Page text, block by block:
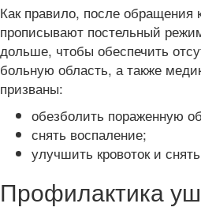
Как правило, после обращения
прописывают постельный
дольше, чтобы обеспечить
больную область, а также
призваны:
обезболить пораженную
снять воспаление;
улучшить кровоток и
Профилактика